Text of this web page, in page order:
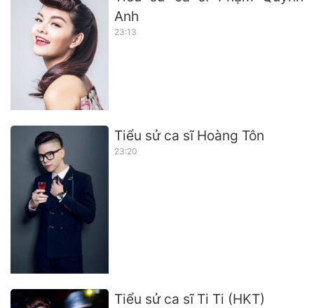
Anh
23:13
Tiểu sử ca sĩ Hoàng Tôn
23:20
Tiểu sử ca sĩ Ti Ti (HKT)